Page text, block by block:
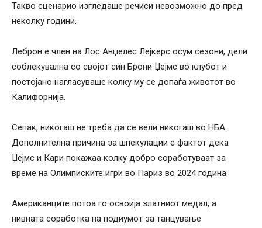
Такво сценарио изгледаше речиси невозможно до пред
неколку години.
Леброн е член на Лос Анџелес Лејкерс осум сезони, дели
соблекувална со својот син Брони Џејмс во клубот и
постојано нагласуваше колку му се допаѓа животот во
Калифорнија.
Сепак, никогаш не треба да се вели никогаш во НБА.
Дополнителна причина за шпекулации е фактот дека
Џејмс и Кари покажаа колку добро соработуваат за
време на Олимписките игри во Париз во 2024 година.
Американците потоа го освоија златниот медал, а
нивната соработка на подиумот за танцување